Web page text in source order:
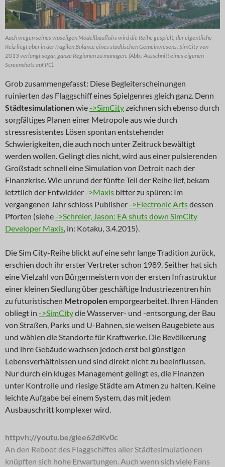
Auch wegen seines wuseligen Modellbauflairs wird die Reihe gespielt, der eigentliche
Reiz liegt aber in der fragilen Balance eines städtischen Gemeinwesens. SimCity von
2013 verlangt sogar, ganze Regionen zu managen. (Abb.: Ausschnitt eines eigenen
Screenshots auf PC).
Grob zusammengefasst: Diese Begleiterscheinungen
ruinierten das Flaggschiff eines Spielgenres gleich ganz. Denn
Städtesimulationenwie->SimCityzeichnen sich ebenso durch
sorgfältiges Planen einer Metropole aus wie durch
stressresistentes Lösen spontan entstehender
Schwierigkeiten, die auch noch unter Zeitruck bewältigt
werden wollen. Gelingt dies nicht, wird aus einer pulsierenden
Großstadt schnell eine Simulation von Detroit nach der
Finanzkrise. Wie unrund der fünfte Teil der Reihe lief, bekam
letztlich der Entwickler->Maxis bitter zu spüren: Im
vergangenen Jahr schloss Publisher->Electronic Artsdessen
Pforten (siehe->Schreier, Jason: EA shuts down SimCity
Developer Maxis, in: Kotaku, 3.4.2015).
Die Sim City-Reihe blickt auf eine sehr lange Tradition zurück,
erschien doch ihr erster Vertreter schon 1989. Seither hat sich
eine Vielzahl von Bürgermeistern von der ersten Infrastruktur
einer kleinen Siedlung über geschäftige Industriezentren hin
zu futuristischen Metropolenemporgearbeitet. Ihren Händen
obliegt in ->SimCitydie Wasserver- und -entsorgung, der Bau
von Straßen, Parks und U-Bahnen, sie weisen Baugebiete aus
und wählen die Standorte für Kraftwerke. Die Bevölkerung
und ihre Gebäude wachsen jedoch erst bei günstigen
Lebensverhältnissen und sind direkt nicht zu beeinflussen.
Nur durch ein kluges Management gelingt es, die Finanzen
unter Kontrolle und riesige Städte am Atmen zu halten. Keine
leichte Aufgabe bei einem System, das mit jedem
Ausbauschritt komplexer wird.
httpvh://youtu.be/glee62dKv0c
An den Reboot des Flaggschiffes aller Städtesimulationen
knüpften sich hohe Erwartungen. Auch wenn sich viele Fans